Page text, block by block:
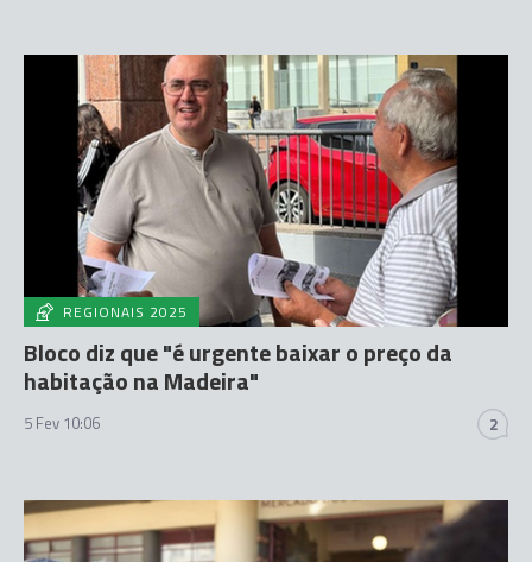
REGIONAIS 2025
Bloco diz que "é urgente baixar o preço da
habitação na Madeira"
5 Fev 10:06 2